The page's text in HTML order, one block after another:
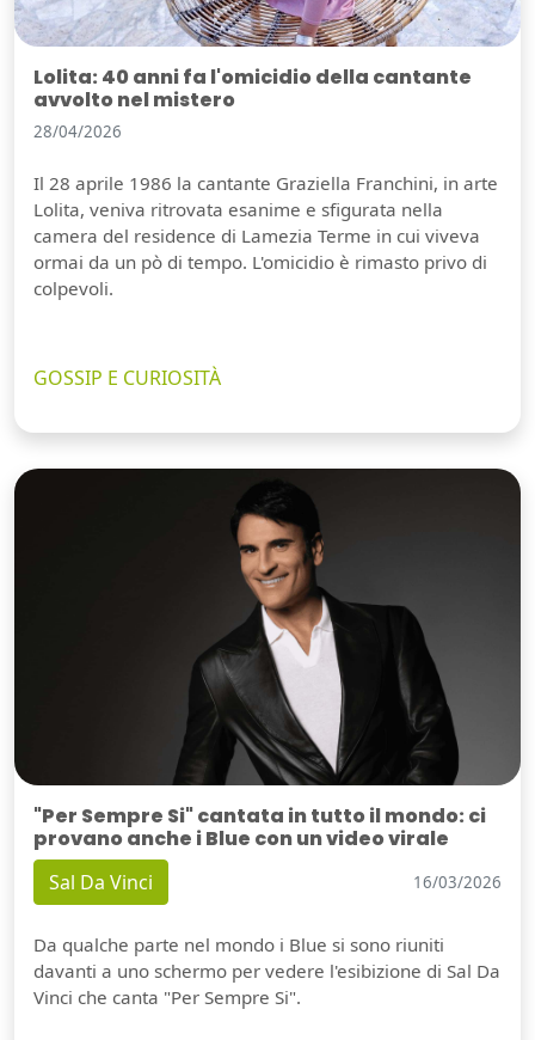
Lolita: 40 anni fa l'omicidio della cantante
avvolto nel mistero
28/04/2026
Il 28 aprile 1986 la cantante Graziella Franchini, in arte
Lolita, veniva ritrovata esanime e sfigurata nella
camera del residence di Lamezia Terme in cui viveva
ormai da un pò di tempo. L'omicidio è rimasto privo di
colpevoli.
GOSSIP E CURIOSITÀ
"Per Sempre Si" cantata in tutto il mondo: ci
provano anche i Blue con un video virale
Sal Da Vinci 16/03/2026
Da qualche parte nel mondo i Blue si sono riuniti
davanti a uno schermo per vedere l'esibizione di Sal Da
Vinci che canta "Per Sempre Si".